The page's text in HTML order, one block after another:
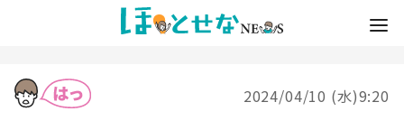
2024/04/10 (水)9:20